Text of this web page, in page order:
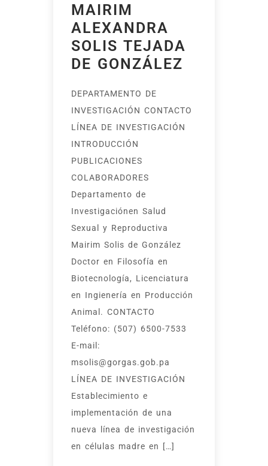
MAIRIM
ALEXANDRA
SOLIS TEJADA
DE GONZÁLEZ
DEPARTAMENTO DE
INVESTIGACIÓN CONTACTO
LÍNEA DE INVESTIGACIÓN
INTRODUCCIÓN
PUBLICACIONES
COLABORADORES
Departamento de
Investigaciónen Salud
Sexual y Reproductiva
Mairim Solis de González
Doctor en Filosofía en
Biotecnología, Licenciatura
en Ingienería en Producción
Animal. CONTACTO
Teléfono: (507) 6500-7533
E-mail:
msolis@gorgas.gob.pa
LÍNEA DE INVESTIGACIÓN
Establecimiento e
implementación de una
nueva línea de investigación
en células madre en […]